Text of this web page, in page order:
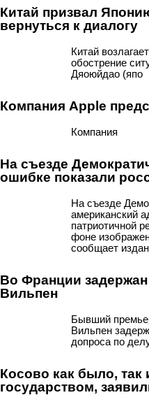
Китай призвал
вернуться к диалогу
Китай
обострение
Дяоюйдао (япо
Компания Apple
Компания
На съезде
ошибке показали
На съезде
американский
патриотичной
фоне
сообщает
Во Франции
Вильпен
Бывший
Вильпен
допроса по
Косово как было, так
государством,